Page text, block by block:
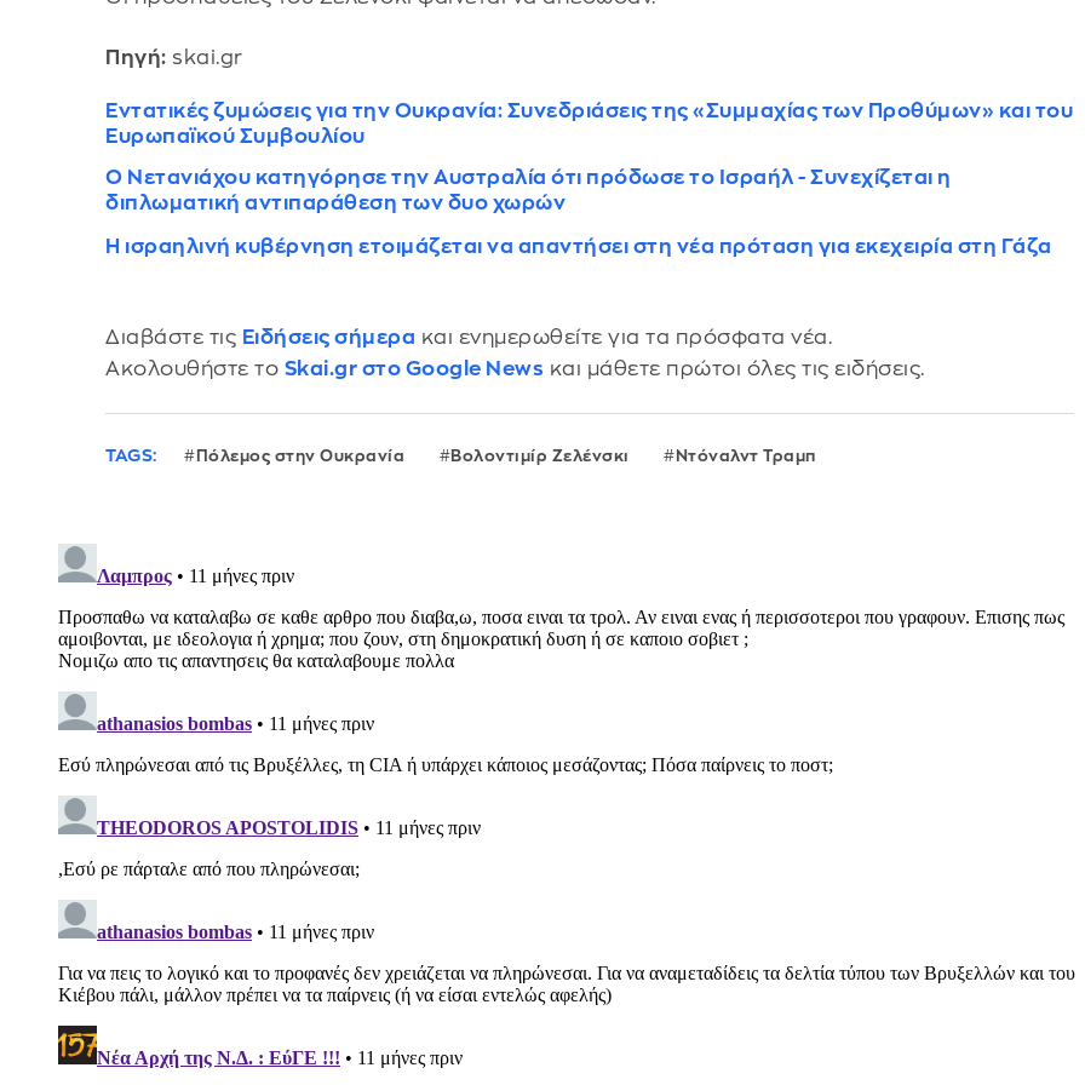
Πηγή: skai.gr
Εντατικές ζυμώσεις για την Ουκρανία: Συνεδριάσεις της «Συμμαχίας των Προθύμων» και του
Ευρωπαϊκού Συμβουλίου
Ο Νετανιάχου κατηγόρησε την Αυστραλία ότι πρόδωσε το Ισραήλ - Συνεχίζεται η
διπλωματική αντιπαράθεση των δυο χωρών
Η ισραηλινή κυβέρνηση ετοιμάζεται να απαντήσει στη νέα πρόταση για εκεχειρία στη Γάζα
Διαβάστε τις Ειδήσεις σήμερα και ενημερωθείτε για τα πρόσφατα νέα.
Ακολουθήστε το Skai.gr στο Google News και μάθετε πρώτοι όλες τις ειδήσεις.
TAGS: Πόλεμος στην Ουκρανία Βολοντιμίρ Ζελένσκι Ντόναλντ Τραμπ